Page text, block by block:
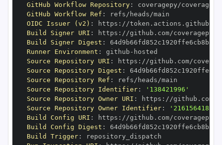
GitHub Workflow Repository:
GitHub Workflow Ref :
OIDC Issuer (v2) : https :
Build Signer URI : https :
Build Signer Digest :
Runner Environment : github -
Source Repository URI : https :
Source Repository Digest :
Source Repository Ref :
Source Repository Identifier:
'138421996'
Source Repository Owner URI : https :
Source Repository Owner Identifier:
'216156418'
Build Config URI : https :
Build Config Digest :
Build Trigger: